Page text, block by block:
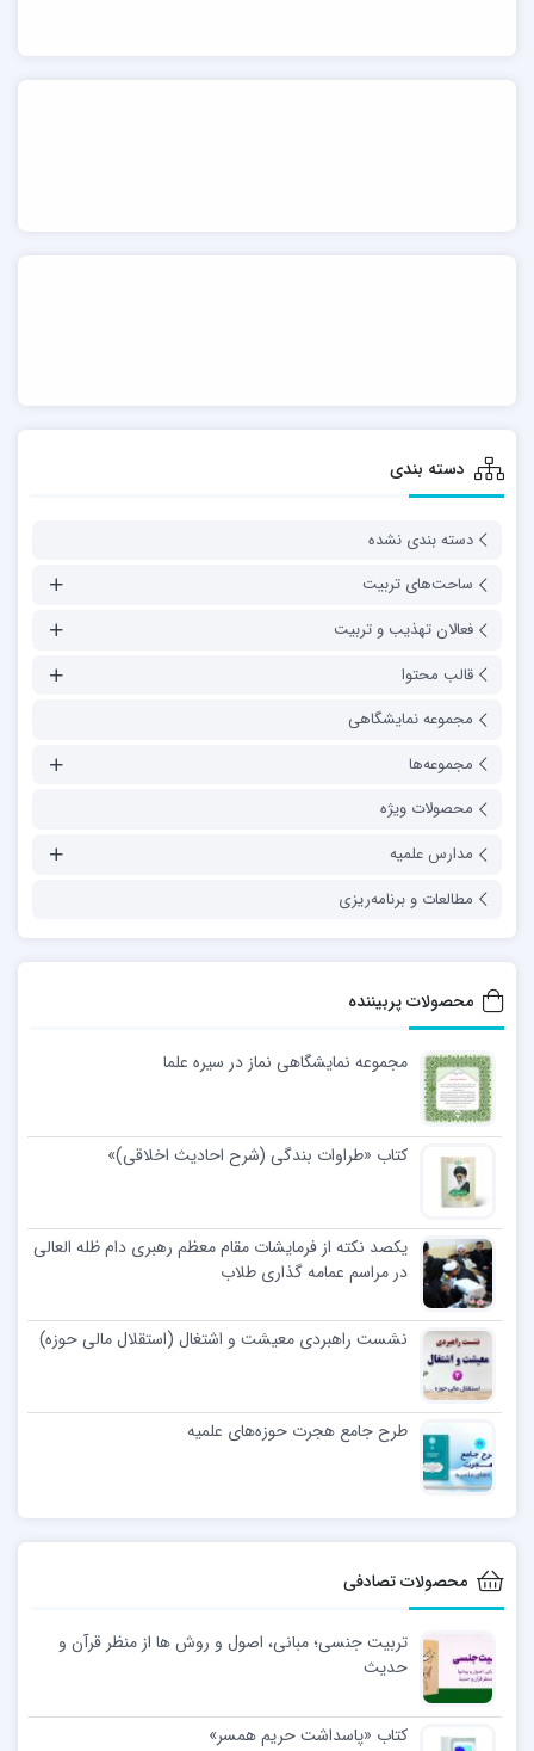
دسته بندی
دسته بندی نشده
ساحت‌های تربیت
فعالان تهذیب و تربیت
قالب محتوا
مجموعه نمایشگاهی
مجموعه‌ها
محصولات ویژه
مدارس علمیه
مطالعات و برنامه‌ریزی
محصولات پربیننده
مجموعه نمایشگاهی نماز در سیره علما
کتاب «طراوات بندگی (شرح احادیث اخلاقی)»
یکصد نکته از فرمایشات مقام معظم رهبری دام ظله العالی
در مراسم عمامه گذاری طلاب
نشست راهبردی معیشت و اشتغال (استقلال مالی حوزه)
طرح جامع هجرت حوزه‌های علمیه
محصولات تصادفی
تربیت جنسی؛ مبانی، اصول و روش ها از منظر قرآن و
حدیث
کتاب «پاسداشت حریم همسر»